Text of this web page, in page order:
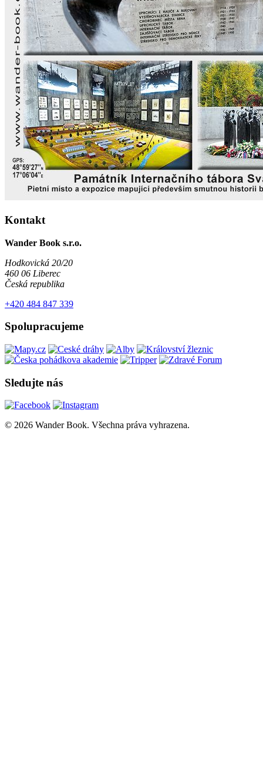
Kontakt
Wander Book s.r.o.
Hodkovická 20/20
460 06 Liberec
Česká republika
+420 484 847 339
Spolupracujeme
Sledujte nás
© 2026 Wander Book. Všechna práva vyhrazena.